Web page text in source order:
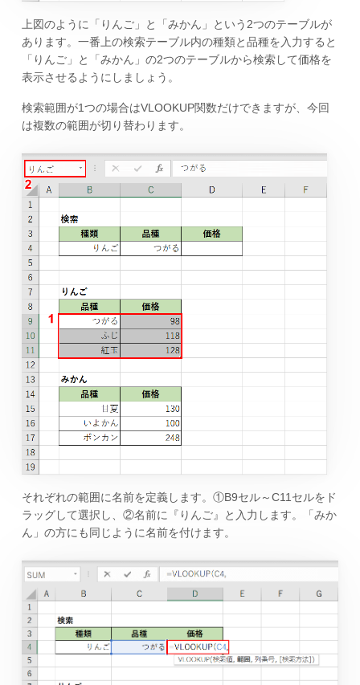
上図のように「りんご」と「みかん」という2つのテーブルが
あります。一番上の検索テーブル内の種類と品種を入力すると
「りんご」と「みかん」の2つのテーブルから検索して価格を
表示させるようにしましょう。
検索範囲が1つの場合はVLOOKUP関数だけできますが、今回
は複数の範囲が切り替わります。
それぞれの範囲に名前を定義します。①B9セル～C11セルをド
ラッグして選択し、②名前に『りんご』と入力します。「みか
ん」の方にも同じように名前を付けます。